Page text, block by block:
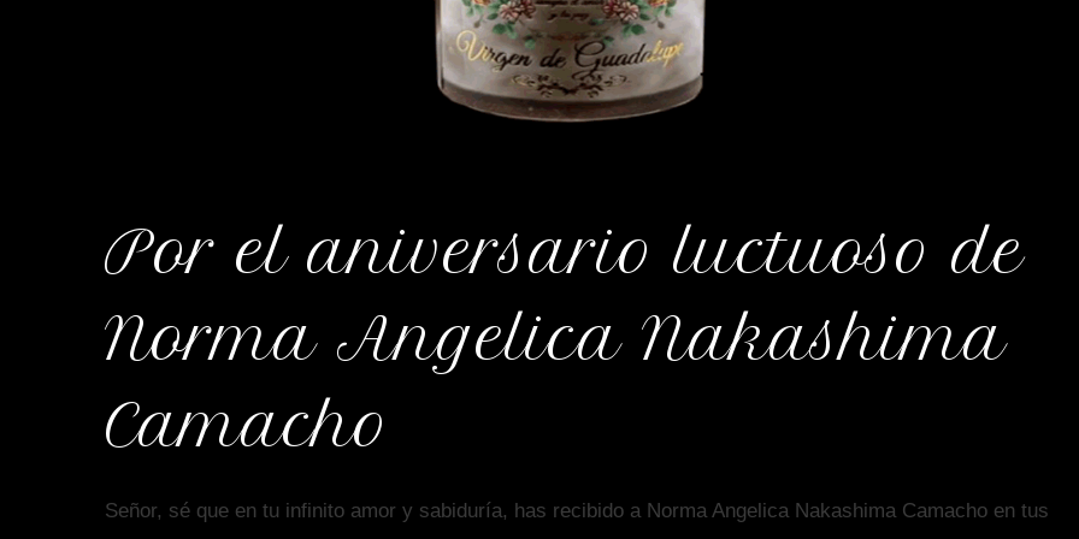
Por el aniversario luctuoso de
Norma Angelica Nakashima
Camacho
Señor, sé que en tu infinito amor y sabiduría, has recibido a Norma Angelica Nakashima Camacho en tus